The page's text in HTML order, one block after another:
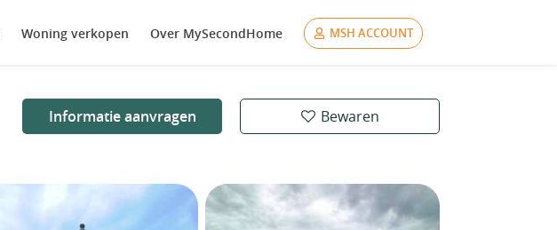
Woning verkopen Over MySecondHome MSH ACCOUNT
Informatie aanvragen Bewaren